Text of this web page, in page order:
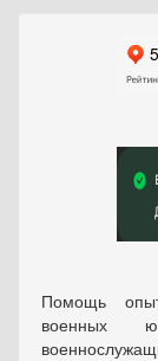
Помощь
военных